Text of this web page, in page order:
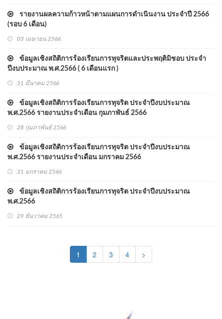
รายงานผลความก้าวหน้าตามแผนการดำเนินงาน ประจำปี 2566
(รอบ 6 เดือน)
03 เมษายน 2566
ข้อมูลเชิงสถิติการร้องเรียนการทุจริตและประพฤติมิชอบ ประจำ
ปีงบประมาณ พ.ศ.2566 ( 6 เดือนแรก )
31 มีนาคม 2566
ข้อมูลเชิงสถิติการร้องเรียนการทุจริต ประจำปีงบประมาณ
พ.ศ.2566 รายงานประจำเดือน กุมภาพันธ์ 2566
28 กุมภาพันธ์ 2566
ข้อมูลเชิงสถิติการร้องเรียนการทุจริต ประจำปีงบประมาณ
พ.ศ.2566 รายงานประจำเดือน มกราคม 2566
31 มกราคม 2566
ข้อมูลเชิงสถิติการร้องเรียนการทุจริต ประจำปีงบประมาณ
พ.ศ.2566
29 ธันวาคม 2565
1 (current)
2 3 4 >